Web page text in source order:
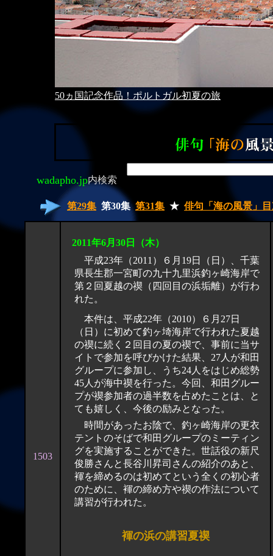
50ヵ国記念作品！ポルトガル初夏の旅
wadapho.jp内検索
第29集 第30集 第31集 ★ 俳句「海の風景」
1503
2011年6月 30日（木）
平成23年（2011）６月19日（日）、千葉
県長生郡一宮町の九十九里浜釣ヶ崎海岸で
第２回夏越の禊（四回目の浜垢離）が行わ
れた。
本件は、平成22年（2010）６月27日
（日）に初めて釣ヶ埼海岸で行われた夏越
の禊に続く２回目の夏の禊で、事前に当サ
イトで参加を呼びかけた結果、27人が和田
グループに参加し、うち24人をはじめ総勢
45人が海中禊を行った。今回、和田グルー
プが禊参加者の過半数を占めたことは、と
ても嬉しく、今後の励みとなった。
時間があったお陰で、釣ヶ崎海岸の更衣
テントのそばで和田グループのミーティン
グを実施することができた。世話役の新尺
俊勝さんと長谷川昇司さんの紹介のあと、
褌を締めるのは初めてという全くの初心者
のために、褌の締め方や禊の作法について
講習が行われた。
褌の浜の講習夏禊